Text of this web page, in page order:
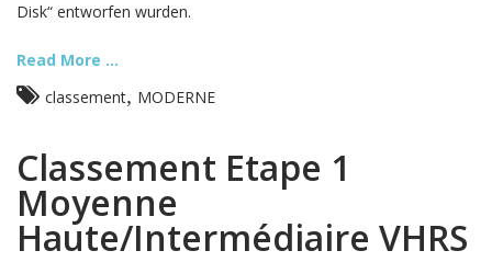
Disk“ entworfen wurden.
Read More ...
classement, MODERNE
Classement Etape 1
Moyenne
Haute/Intermédiaire VHRS